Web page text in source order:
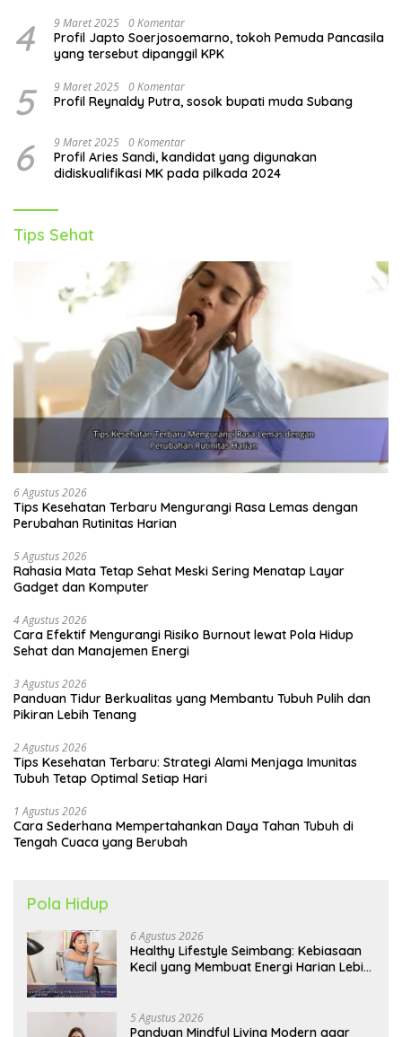
4 9 Maret 2025 0 Komentar
Profil Japto Soerjosoemarno, tokoh Pemuda Pancasila
yang tersebut dipanggil KPK
5 9 Maret 2025 0 Komentar
Profil Reynaldy Putra, sosok bupati muda Subang
6 9 Maret 2025 0 Komentar
Profil Aries Sandi, kandidat yang digunakan
didiskualifikasi MK pada pilkada 2024
Tips Sehat
6 Agustus 2026
Tips Kesehatan Terbaru Mengurangi Rasa Lemas dengan
Perubahan Rutinitas Harian
5 Agustus 2026
Rahasia Mata Tetap Sehat Meski Sering Menatap Layar
Gadget dan Komputer
4 Agustus 2026
Cara Efektif Mengurangi Risiko Burnout lewat Pola Hidup
Sehat dan Manajemen Energi
3 Agustus 2026
Panduan Tidur Berkualitas yang Membantu Tubuh Pulih dan
Pikiran Lebih Tenang
2 Agustus 2026
Tips Kesehatan Terbaru: Strategi Alami Menjaga Imunitas
Tubuh Tetap Optimal Setiap Hari
1 Agustus 2026
Cara Sederhana Mempertahankan Daya Tahan Tubuh di
Tengah Cuaca yang Berubah
Pola Hidup
6 Agustus 2026
Healthy Lifestyle Seimbang: Kebiasaan
Kecil yang Membuat Energi Harian Lebih
5 Agustus 2026
Panduan Mindful Living Modern agar